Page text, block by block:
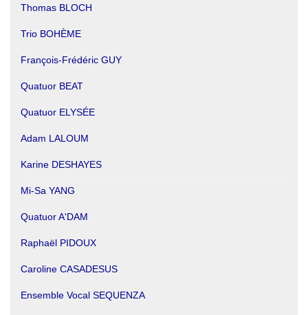
Thomas BLOCH
Trio BOHÈME
François-Frédéric GUY
Quatuor BEAT
Quatuor ELYSÉE
Adam LALOUM
Karine DESHAYES
Mi-Sa YANG
Quatuor A'DAM
Raphaël PIDOUX
Caroline CASADESUS
Ensemble Vocal SEQUENZA